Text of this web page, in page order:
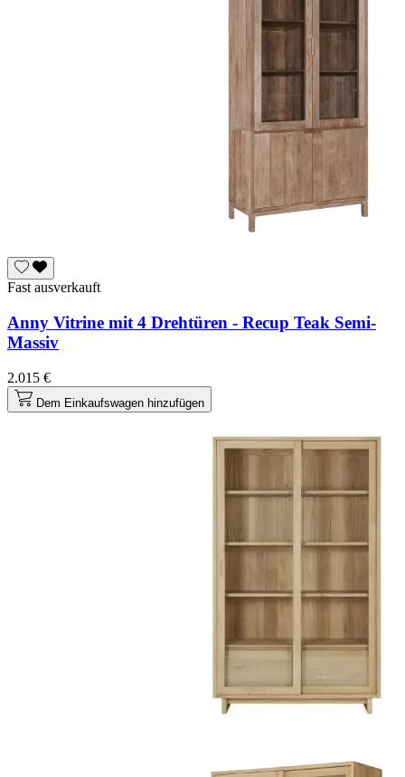
Fast ausverkauft
Anny Vitrine mit 4 Drehtüren - Recup Teak Semi-
Massiv
2.015 €
Dem Einkaufswagen hinzufügen